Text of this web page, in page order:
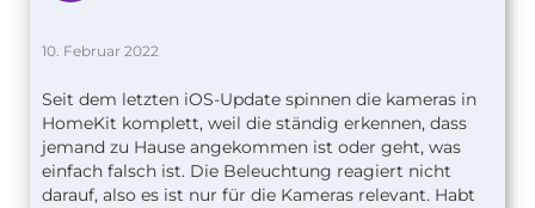
10. Februar 2022
Seit dem letzten iOS-Update spinnen die kameras in
HomeKit komplett, weil die ständig erkennen, dass
jemand zu Hause angekommen ist oder geht, was
einfach falsch ist. Die Beleuchtung reagiert nicht
darauf, also es ist nur für die Kameras relevant. Habt